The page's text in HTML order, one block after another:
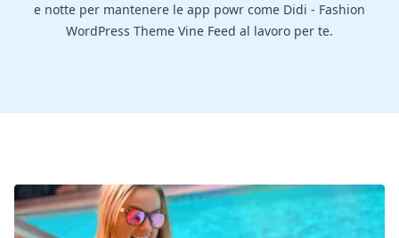
e notte per mantenere le app powr come Didi - Fashion
WordPress Theme Vine Feed al lavoro per te.